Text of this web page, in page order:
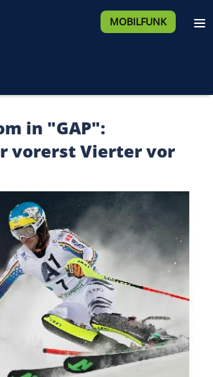
MOBILFUNK
in "GAP":
vorerst Vierter vor